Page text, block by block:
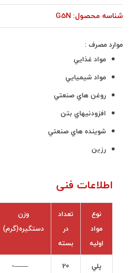
شناسه محصول: G5N
موارد مصرف :
مواد غذايي
مواد شيميايي
روغن هاي صنعتي
افزودنيهاي بتن
شوينده هاي صنعتي
رزين
اطلاعات فنی
نوع
مواد
اوليه
تعداد
در
بسته
وزن
دستگيره(گرم)
پلي
20
——-